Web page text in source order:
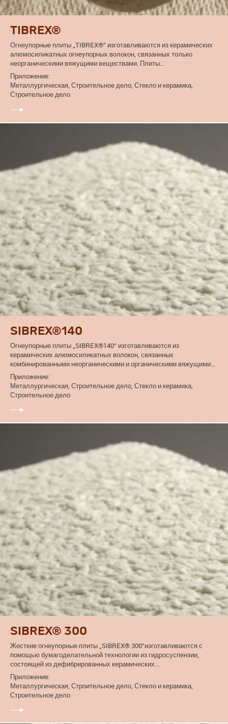
TIBREX®
Огнеупорные плиты „TIBREX®“ изготавливаются из керамических
алюмосиликатных огнеупорных волокон, связанных только
неорганическими вяжущими веществами. Плиты...
Приложение:
Металлургическая, Строительное дело, Стекло и керамика,
Строительное дело
SIBREX®140
Огнеупорные плиты „SIBREX®140“ изготавливаются из
керамических алюмосиликатных волокон, связанных
комбинированными неорганическими и органическими вяжущими...
Приложение:
Металлургическая, Строительное дело, Стекло и керамика,
Строительное дело
SIBREX® 300
Жесткие огнеупорные плиты „SIBREX® 300“изготавливаются с
помощью бумагоделательной технологии из гидросуспензии,
состоящей из дефибрированных керамических...
Приложение:
Металлургическая, Строительное дело, Стекло и керамика,
Строительное дело